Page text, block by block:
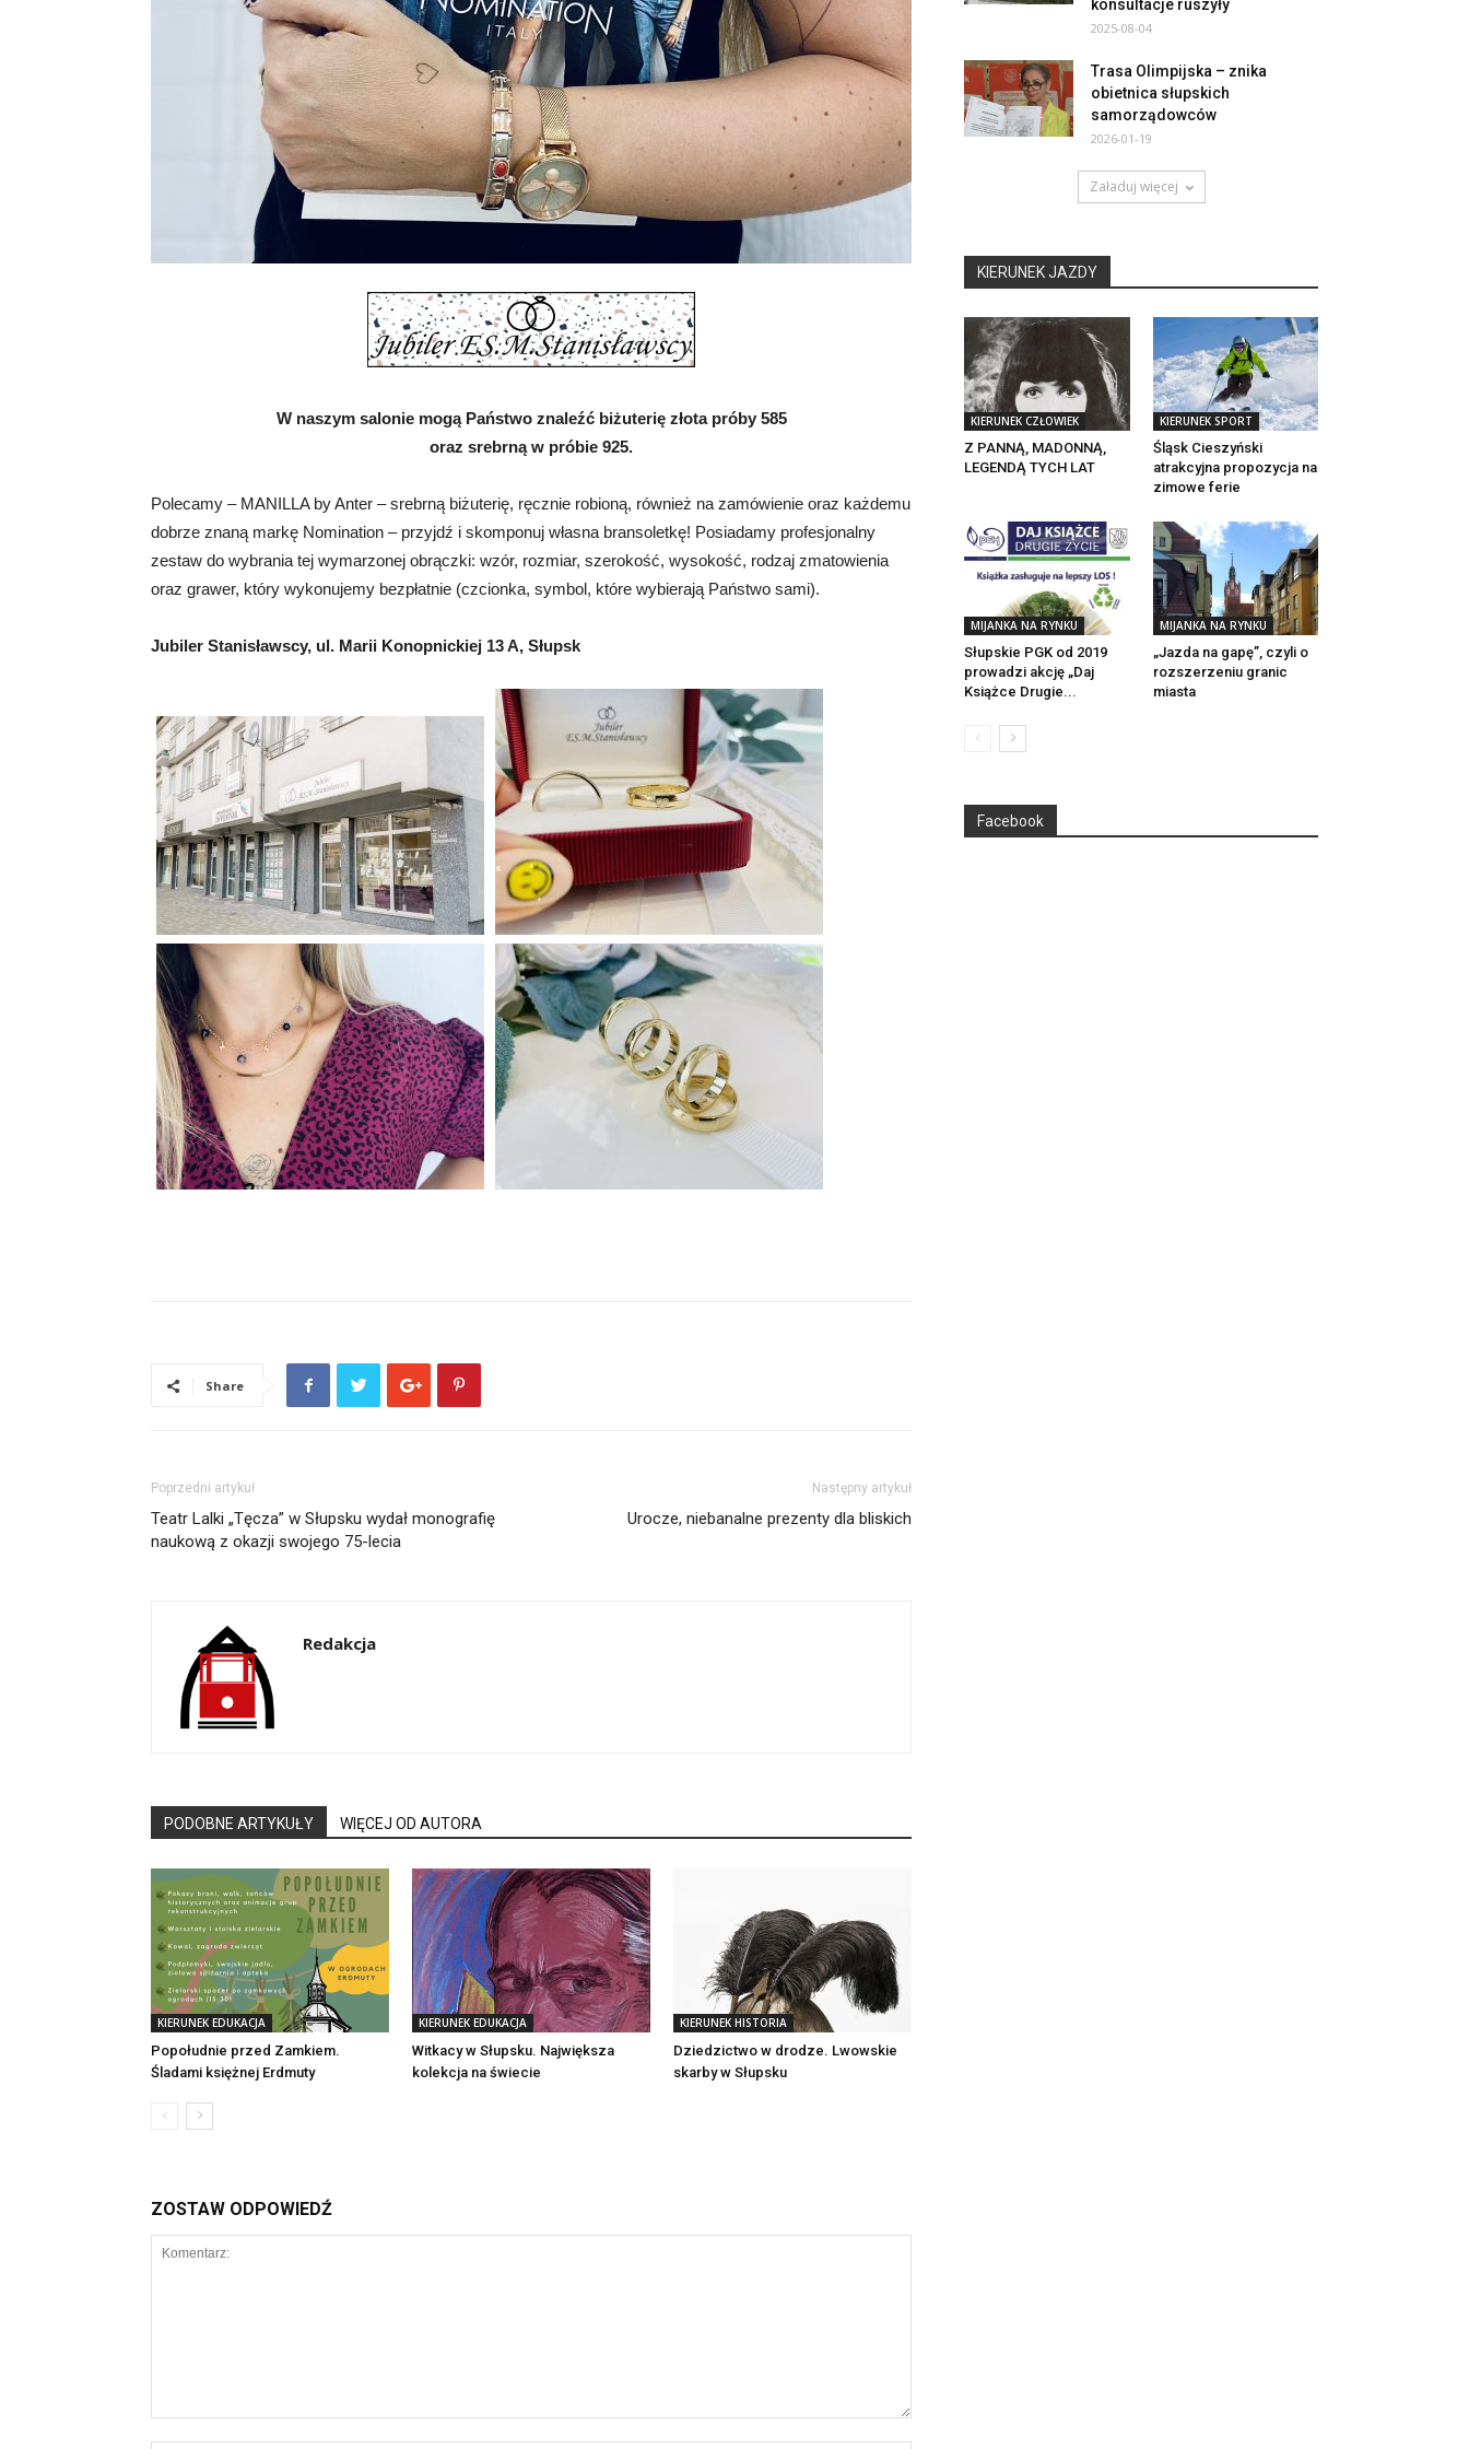
W naszym salonie mogą Państwo znaleźć biżuterię złota próby 585
oraz srebrną w próbie 925.
Polecamy – MANILLA by Anter – srebrną biżuterię, ręcznie robioną, również na zamówienie oraz każdemu
dobrze znaną markę Nomination – przyjdź i skomponuj własna bransoletkę! Posiadamy profesjonalny
zestaw do wybrania tej wymarzonej obrączki: wzór, rozmiar, szerokość, wysokość, rodzaj zmatowienia
oraz grawer, który wykonujemy bezpłatnie (czcionka, symbol, które wybierają Państwo sami).
Jubiler Stanisławscy, ul. Marii Konopnickiej 13 A, Słupsk
Share
Poprzedni artykuł
Teatr Lalki „Tęcza” w Słupsku wydał monografię
naukową z okazji swojego 75-lecia
Następny artykuł
Urocze, niebanalne prezenty dla bliskich
Redakcja
PODOBNE ARTYKUŁY WIĘCEJ OD AUTORA
KIERUNEK EDUKACJA
Popołudnie przed Zamkiem.
Śladami księżnej Erdmuty
KIERUNEK EDUKACJA
Witkacy w Słupsku. Największa
kolekcja na świecie
KIERUNEK HISTORIA
Dziedzictwo w drodze. Lwowskie
skarby w Słupsku
ZOSTAW ODPOWIEDŹ
konsultacje ruszyły
2025-08-04
Trasa Olimpijska – znika
obietnica słupskich
samorządowców
2026-01-19
Załaduj więcej
KIERUNEK JAZDY
KIERUNEK CZŁOWIEK
Z PANNĄ, MADONNĄ,
LEGENDĄ TYCH LAT
KIERUNEK SPORT
Śląsk Cieszyński
atrakcyjna propozycja na
zimowe ferie
MIJANKA NA RYNKU
Słupskie PGK od 2019
prowadzi akcję „Daj
Książce Drugie...
MIJANKA NA RYNKU
„Jazda na gapę”, czyli o
rozszerzeniu granic
miasta
Facebook